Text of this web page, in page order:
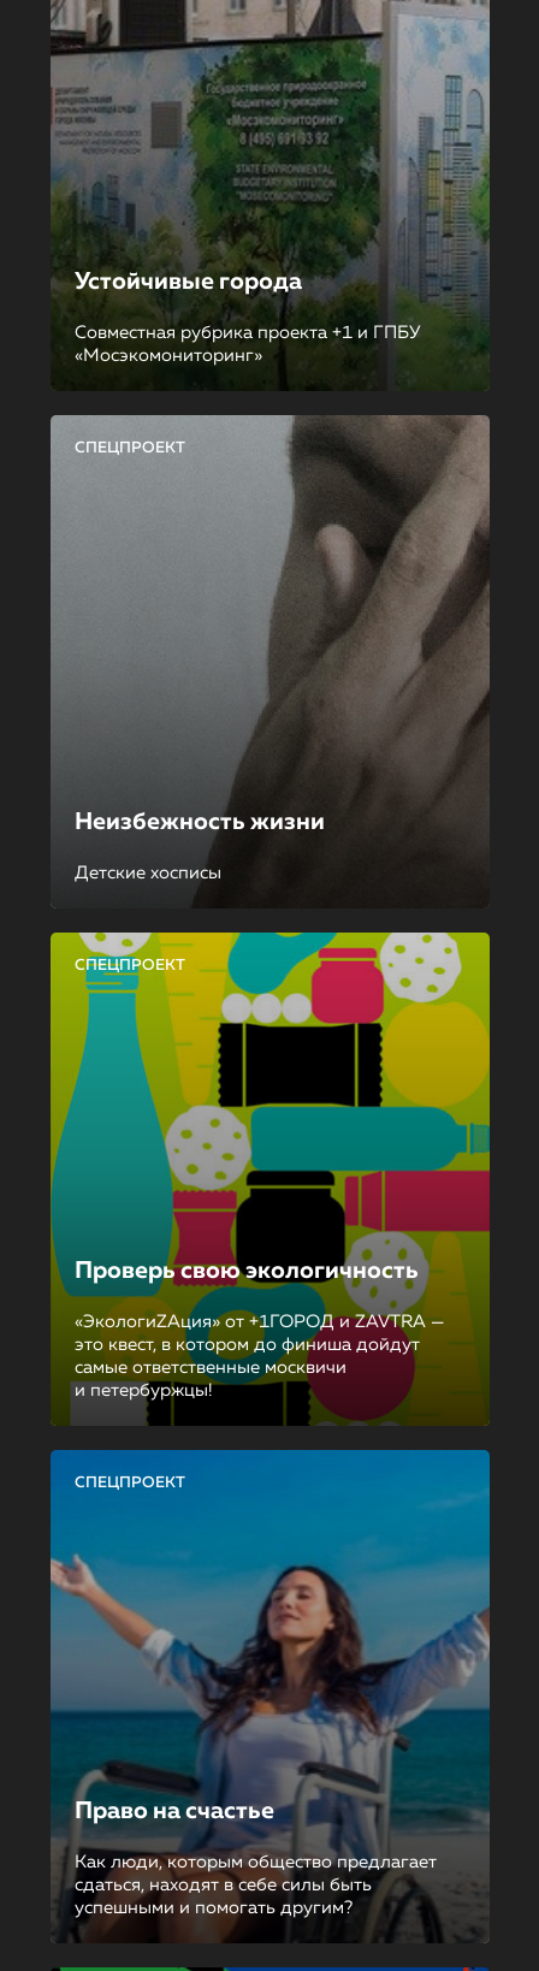
Устойчивые города
Совместная рубрика проекта +1 и ГПБУ
«Мосэкомониторинг»
СПЕЦПРОЕКТ
Неизбежность жизни
Детские хосписы
СПЕЦПРОЕКТ
Проверь свою экологичность
«ЭкологиZAция» от +1ГОРОД и ZAVTRA —
это квест, в котором до финиша дойдут
самые ответственные москвичи
и петербуржцы!
СПЕЦПРОЕКТ
Право на счастье
Как люди, которым общество предлагает
сдаться, находят в себе силы быть
успешными и помогать другим?